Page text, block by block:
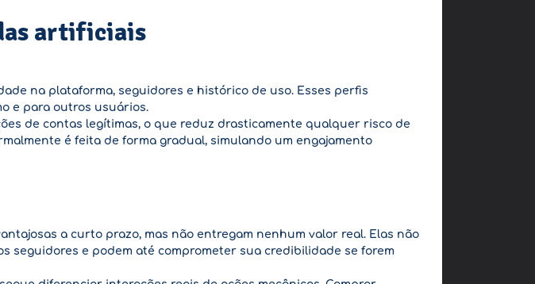
artificiais
na plataforma, seguidores e histórico de uso. Esses perfis
e para outros usuários.
de contas legítimas, o que reduz drasticamente qualquer risco de
é feita de forma gradual, simulando um engajamento
a curto prazo, mas não entregam nenhum valor real. Elas não
seguidores e podem até comprometer sua credibilidade se forem